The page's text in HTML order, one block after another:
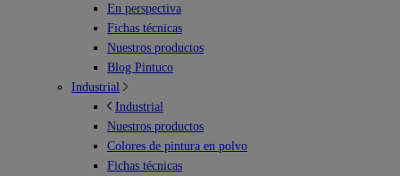
En perspectiva
Fichas técnicas
Nuestros productos
Blog Pintuco
Industrial
Industrial
Nuestros productos
Colores de pintura en polvo
Fichas técnicas